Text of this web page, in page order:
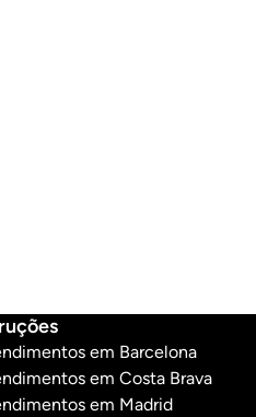
em Barcelona
em Costa Brava
em Madrid